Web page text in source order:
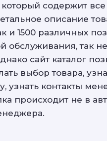
который содержит
описание
и 1500 различных
обслуживания, так
сайт каталог
выбор товара,
узнать контакты
происходит не в